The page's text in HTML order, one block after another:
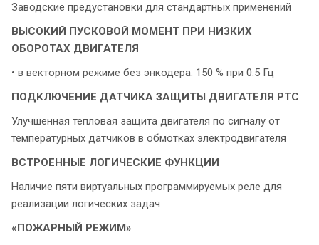
Заводские предустановки для стандартных применений
ВЫСОКИЙ ПУСКОВОЙ МОМЕНТ ПРИ НИЗКИХ
ОБОРОТАХ ДВИГАТЕЛЯ
• в векторном режиме без энкодера: 150 % при 0.5 Гц
ПОДКЛЮЧЕНИЕ ДАТЧИКА ЗАЩИТЫ ДВИГАТЕЛЯ PTC
Улучшенная тепловая защита двигателя по сигналу от
температурных датчиков в обмотках электродвигателя
ВСТРОЕННЫЕ ЛОГИЧЕСКИЕ ФУНКЦИИ
Наличие пяти виртуальных программируемых реле для
реализации логических задач
«ПОЖАРНЫЙ РЕЖИМ»